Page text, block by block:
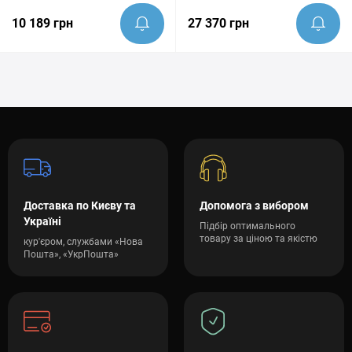
10 189 грн 27 370 грн
Доставка по Києву та
Україні
кур'єром, службами «Нова
Пошта», «УкрПошта»
Допомога з вибором
Підбір оптимального
товару за ціною та якістю